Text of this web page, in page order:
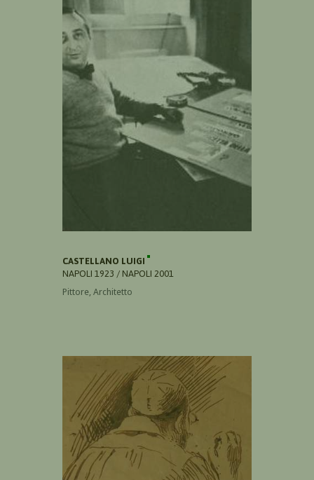
CASTELLANO LUIGI
NAPOLI 1923 / NAPOLI 2001
Pittore, Architetto